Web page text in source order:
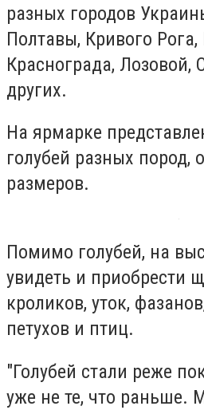
разных городов
Полтавы, Кривого
Краснограда, Лозовой,
других.
На ярмарке
голубей разных пород,
размеров.
Помимо голубей, на
увидеть и приобрести
кроликов, уток,
петухов и птиц.
"Голубей стали реже
уже не те, что раньше.